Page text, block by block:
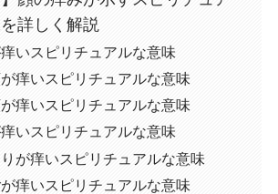
詳しく解説
いスピリチュアルな意味
痒いスピリチュアルな意味
痒いスピリチュアルな意味
いスピリチュアルな意味
が痒いスピリチュアルな意味
痒いスピリチュアルな意味